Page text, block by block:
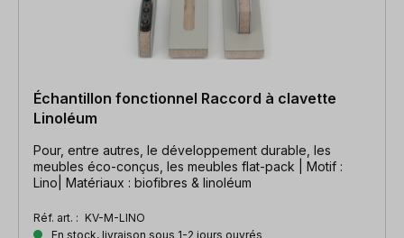
Échantillon fonctionnel Raccord à clavette
Linoléum
Pour, entre autres, le développement durable, les
meubles éco-conçus, les meubles flat-pack | Motif :
Lino| Matériaux : biofibres & linoléum
Réf. art. : KV-M-LINO
En stock, livraison sous 1-2 jours ouvrés